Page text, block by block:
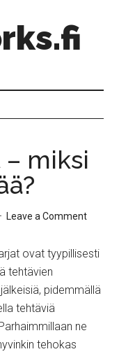
miksi
Leave a Comment
ovat tyypillisesti
tehtävien
pidemmällä
tehtäviä
ne
tehokas